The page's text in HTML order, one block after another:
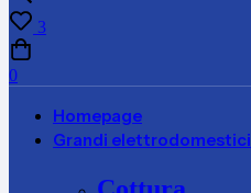
3
0
Homepage
Grandi elettrodomestici